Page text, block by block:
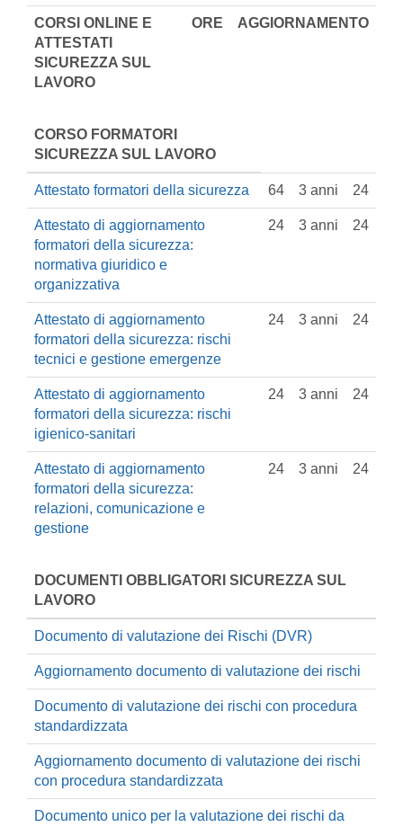
CORSI ONLINE E
ATTESTATI
SICUREZZA SUL
LAVORO
ORE AGGIORNAMENTO
CORSO FORMATORI
SICUREZZA SUL LAVORO
Attestato formatori della sicurezza 64 3 anni 24
Attestato di aggiornamento
formatori della sicurezza:
normativa giuridico e
organizzativa
24 3 anni 24
Attestato di aggiornamento
formatori della sicurezza: rischi
tecnici e gestione emergenze
24 3 anni 24
Attestato di aggiornamento
formatori della sicurezza: rischi
igienico-sanitari
24 3 anni 24
Attestato di aggiornamento
formatori della sicurezza:
relazioni, comunicazione e
gestione
24 3 anni 24
DOCUMENTI OBBLIGATORI SICUREZZA SUL
LAVORO
Documento di valutazione dei Rischi (DVR)
Aggiornamento documento di valutazione dei rischi
Documento di valutazione dei rischi con procedura
standardizzata
Aggiornamento documento di valutazione dei rischi
con procedura standardizzata
Documento unico per la valutazione dei rischi da